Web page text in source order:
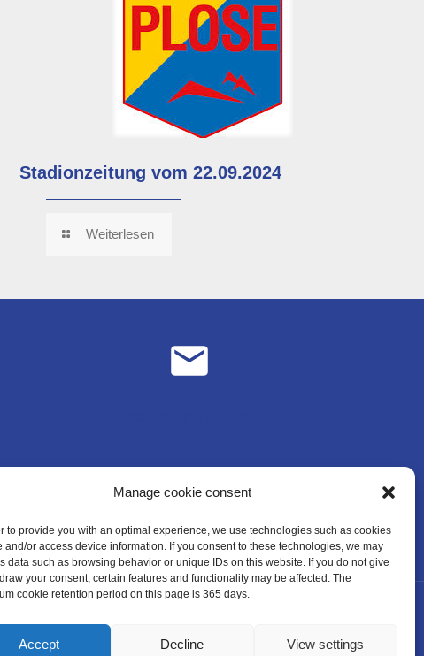
Manage cookie consent
to provide you with an optimal experience, we use technologies such as cookies
and/or access device information. If you consent to these technologies, we may
data such as browsing behavior or unique IDs on this website. If you do not give
your consent, certain features and functionality may be affected. The
cookie retention period on this page is 365 days.
Accept Decline View settings
Stadionzeitung vom 22.09.2024
Weiterlesen